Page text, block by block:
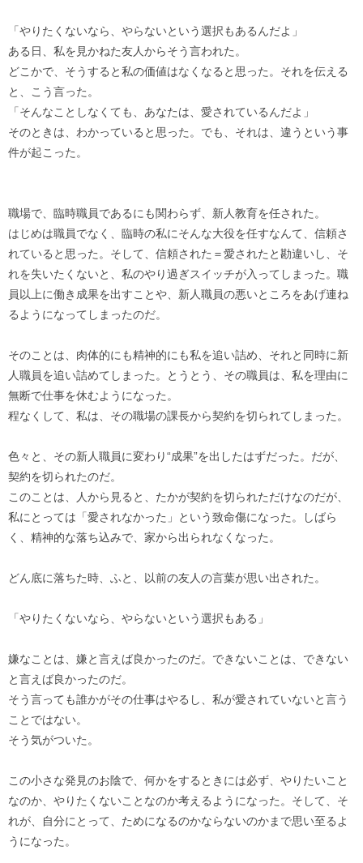
「やりたくないなら、やらないという選択もあるんだよ」
ある日、私を見かねた友人からそう言われた。
どこかで、そうすると私の価値はなくなると思った。それを伝える
と、こう言った。
「そんなことしなくても、あなたは、愛されているんだよ」
そのときは、わかっていると思った。でも、それは、違うという事
件が起こった。
職場で、臨時職員であるにも関わらず、新人教育を任された。
はじめは職員でなく、臨時の私にそんな大役を任すなんて、信頼さ
れていると思った。そして、信頼された＝愛されたと勘違いし、そ
れを失いたくないと、私のやり過ぎスイッチが入ってしまった。職
員以上に働き成果を出すことや、新人職員の悪いところをあげ連ね
るようになってしまったのだ。
そのことは、肉体的にも精神的にも私を追い詰め、それと同時に新
人職員を追い詰めてしまった。とうとう、その職員は、私を理由に
無断で仕事を休むようになった。
程なくして、私は、その職場の課長から契約を切られてしまった。
色々と、その新人職員に変わり“成果”を出したはずだった。だが、
契約を切られたのだ。
このことは、人から見ると、たかが契約を切られただけなのだが、
私にとっては「愛されなかった」という致命傷になった。しばら
く、精神的な落ち込みで、家から出られなくなった。
どん底に落ちた時、ふと、以前の友人の言葉が思い出された。
「やりたくないなら、やらないという選択もある」
嫌なことは、嫌と言えば良かったのだ。できないことは、できない
と言えば良かったのだ。
そう言っても誰かがその仕事はやるし、私が愛されていないと言う
ことではない。
そう気がついた。
この小さな発見のお陰で、何かをするときには必ず、やりたいこと
なのか、やりたくないことなのか考えるようになった。そして、そ
れが、自分にとって、ためになるのかならないのかまで思い至るよ
うになった。